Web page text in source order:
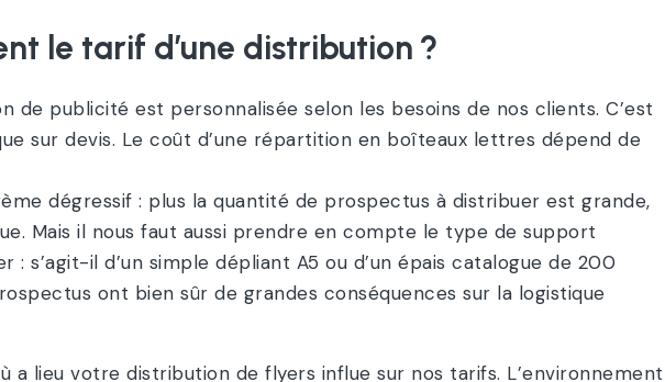
le tarif d’une distribution ?
de publicité est personnalisée selon les besoins de nos clients. C’est
sur devis. Le coût d’une répartition en boîteaux lettres dépend de
dégressif : plus la quantité de prospectus à distribuer est grande,
Mais il nous faut aussi prendre en compte le type de support
: s’agit-il d’un simple dépliant A5 ou d’un épais catalogue de 200
ont bien sûr de grandes conséquences sur la logistique
a lieu votre distribution de flyers influe sur nos tarifs. L’environnement